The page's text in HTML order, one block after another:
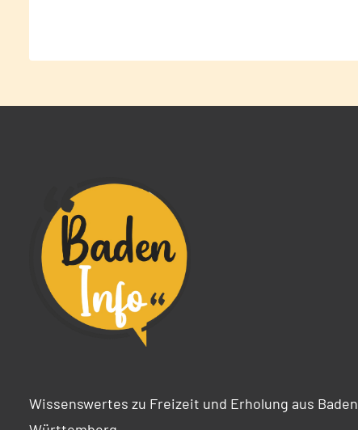
Wissenswertes zu Freizeit und Erholung aus Baden